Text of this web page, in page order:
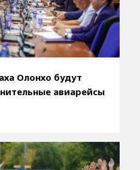
Олонхо будут
авиарейсы